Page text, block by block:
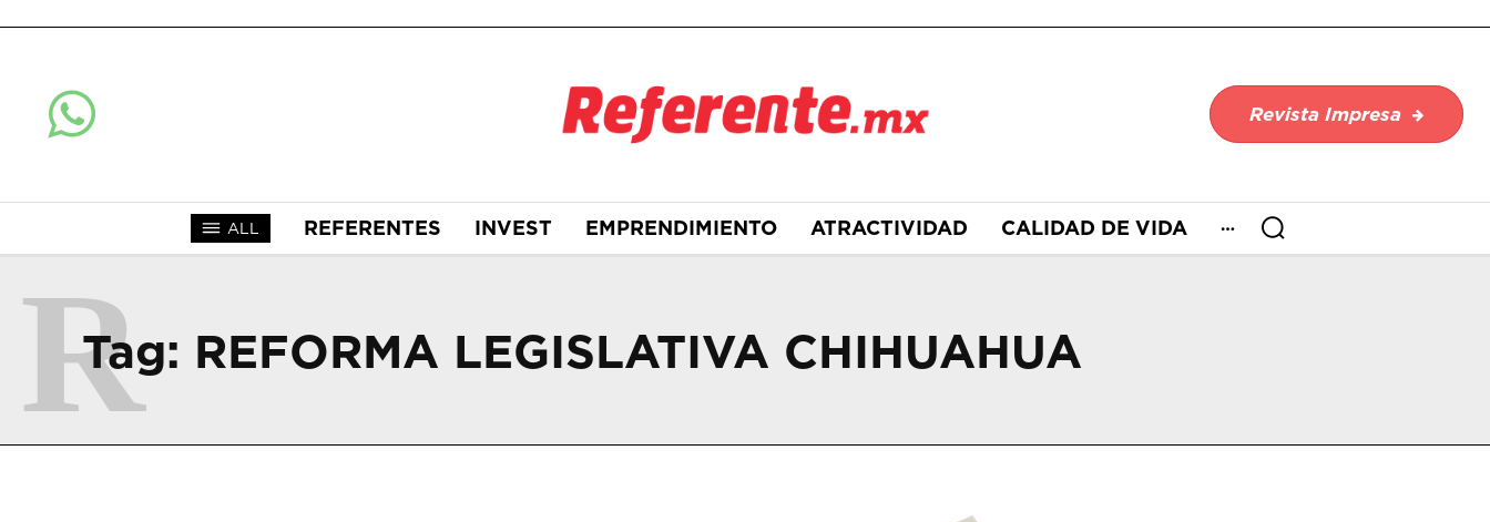
Revista Impresa
ALL REFERENTES INVEST EMPRENDIMIENTO ATRACTIVIDAD CALIDAD DE VIDA
Tag: REFORMA LEGISLATIVA CHIHUAHUA
R